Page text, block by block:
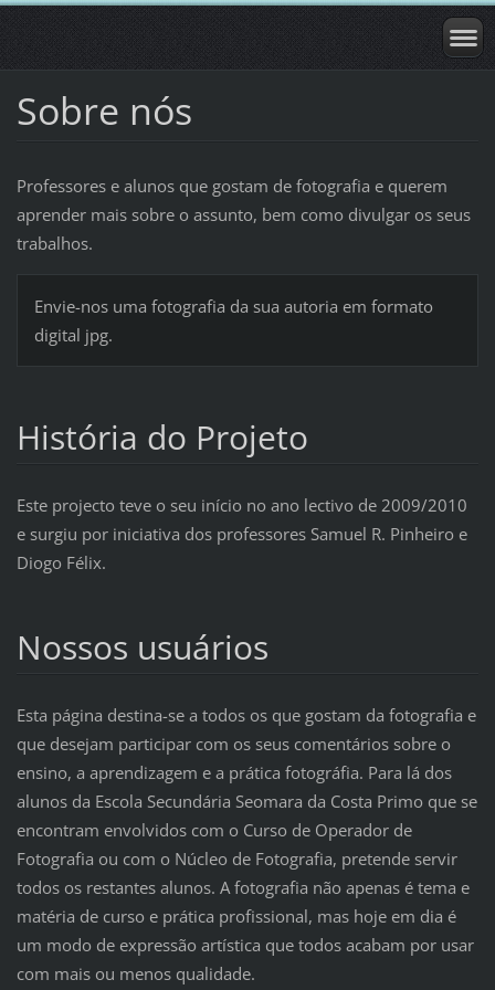
Sobre nós
Professores e alunos que gostam de fotografia e querem
aprender mais sobre o assunto, bem como divulgar os seus
trabalhos.
Envie-nos uma fotografia da sua autoria em formato
digital jpg.
História do Projeto
Este projecto teve o seu início no ano lectivo de 2009/2010
e surgiu por iniciativa dos professores Samuel R. Pinheiro e
Diogo Félix.
Nossos usuários
Esta página destina-se a todos os que gostam da fotografia e
que desejam participar com os seus comentários sobre o
ensino, a aprendizagem e a prática fotográfia. Para lá dos
alunos da Escola Secundária Seomara da Costa Primo que se
encontram envolvidos com o Curso de Operador de
Fotografia ou com o Núcleo de Fotografia, pretende servir
todos os restantes alunos. A fotografia não apenas é tema e
matéria de curso e prática profissional, mas hoje em dia é
um modo de expressão artística que todos acabam por usar
com mais ou menos qualidade.